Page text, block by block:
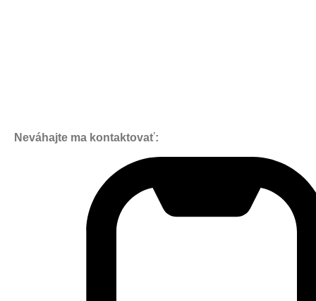
Neváhajte ma kontaktovať: